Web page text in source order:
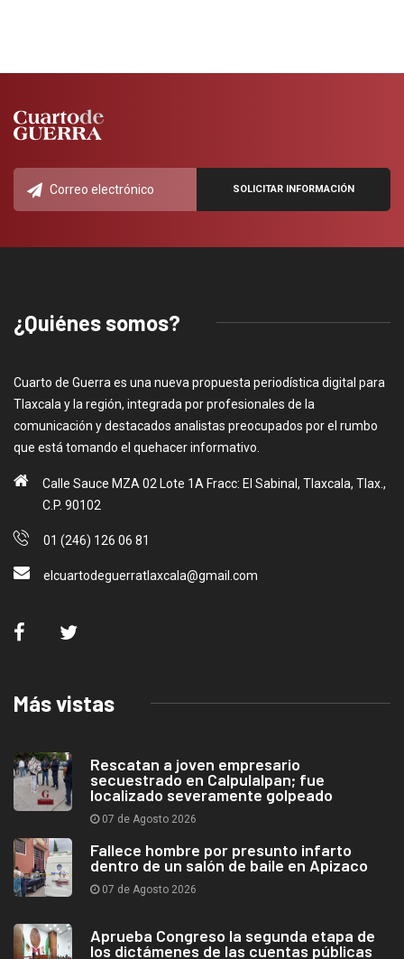
¿Quiénes somos?
Cuarto de Guerra es una nueva propuesta periodística digital para
Tlaxcala y la región, integrada por profesionales de la
comunicación y destacados analistas preocupados por el rumbo
que está tomando el quehacer informativo.
Calle Sauce MZA 02 Lote 1A Fracc: El Sabinal, Tlaxcala, Tlax.,
C.P. 90102
01 (246) 126 06 81
elcuartodeguerratlaxcala@gmail.com
Más vistas
Rescatan a joven empresario
secuestrado en Calpulalpan; fue
localizado severamente golpeado
07 de Agosto 2026
Fallece hombre por presunto infarto
dentro de un salón de baile en Apizaco
07 de Agosto 2026
Aprueba Congreso la segunda etapa de
los dictámenes de las cuentas públicas